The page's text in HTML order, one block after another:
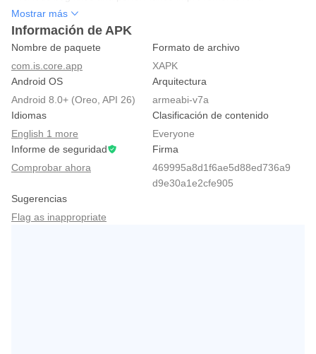
smoother experience
Mostrar más
Información de APK
Nombre de paquete
com.is.core.app
Formato de archivo
XAPK
Android OS
Android 8.0+ (Oreo, API 26)
Arquitectura
armeabi-v7a
Idiomas
English 1 more
Clasificación de contenido
Everyone
Informe de seguridad
Comprobar ahora
Firma
469995a8d1f6ae5d88ed736a9
d9e30a1e2cfe905
Sugerencias
Flag as inappropriate